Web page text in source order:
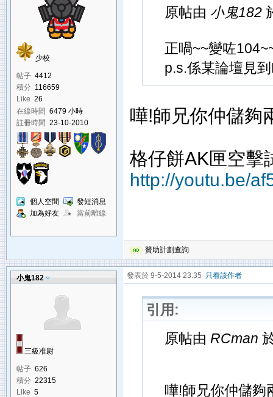
少校
帖子 4412
積分 116659
Like 26
在線時間 6479 小時
註冊時間 23-10-2010
個人空間
發短消息
加為好友
當前離線
原帖由 小鬼182
正喎~~變咗
p.s.係某論壇見
嘩!師兄你仲儲夠
格仔餅AK匣空擊
http://youtu.be/
贊助計劃查詢
小鬼182
三級准尉
帖子 626
積分 22315
Like 5
發表於 9-5-2014 23:35 只看該作者
引用:
原帖由 RCman
嘩!師兄你仲儲夠